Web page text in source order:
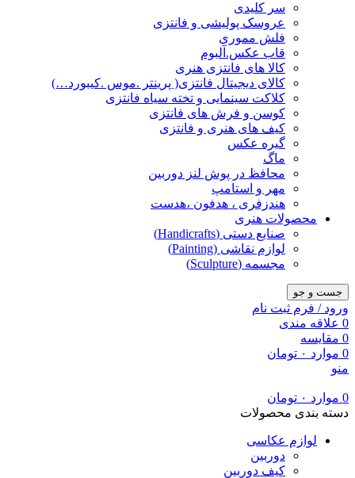
سر کلیدی
عروسک پولیشی و فانتزی
فلش مموری
قاب عکس.آلبوم
کالا های فانتزی هنری
کالای دیجیتال فانتزی( پرینتر .موس .کیبورد…)
کلاکت سینمایی و تخته سیاه فانتزی
کوسن و فرش های فانتزی
کیف های هنری و فانتزی
گیره عکس
ماگ
محافظ در پوش لنز دوربین
مهر و استامپ
هندزفری ، هدفون ،هدست
محصولات هنری
صنایع دستی (Handicrafts)
لوازم نقاشی (Painting)
مجسمه (Sculpture)
جست و جو
ورود / فرم ثبت نام
0 علاقه مندی
0 مقایسه
0 موارد ۰ تومان
منو
0 موارد ۰ تومان
دسته بندی محصولات
لوازم عکاسی
دوربین
کیف دوربین